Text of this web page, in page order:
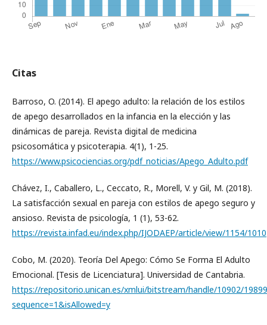
Citas
Barroso, O. (2014). El apego adulto: la relación de los estilos
de apego desarrollados en la infancia en la elección y las
dinámicas de pareja. Revista digital de medicina
psicosomática y psicoterapia. 4(1), 1-25.
https://www.psicociencias.org/pdf_noticias/Apego_Adulto.pdf
Chávez, I., Caballero, L., Ceccato, R., Morell, V. y Gil, M. (2018).
La satisfacción sexual en pareja con estilos de apego seguro y
ansioso. Revista de psicología, 1 (1), 53-62.
https://revista.infad.eu/index.php/IJODAEP/article/view/1154/1010
Cobo, M. (2020). Teoría Del Apego: Cómo Se Forma El Adulto
Emocional. [Tesis de Licenciatura]. Universidad de Cantabria.
https://repositorio.unican.es/xmlui/bitstream/handle/10902/
sequence=1&isAllowed=y